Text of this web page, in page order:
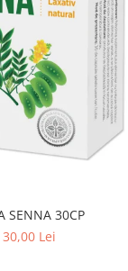
SENNA 30CP
30,00 Lei